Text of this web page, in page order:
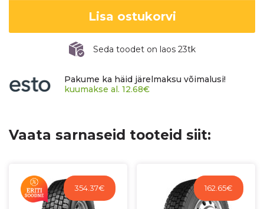
Lisa ostukorvi
Seda toodet on laos 23tk
Pakume ka häid järelmaksu võimalusi!
kuumakse al. 12.68€
Vaata sarnaseid tooteid siit:
354.37€ 162.65€